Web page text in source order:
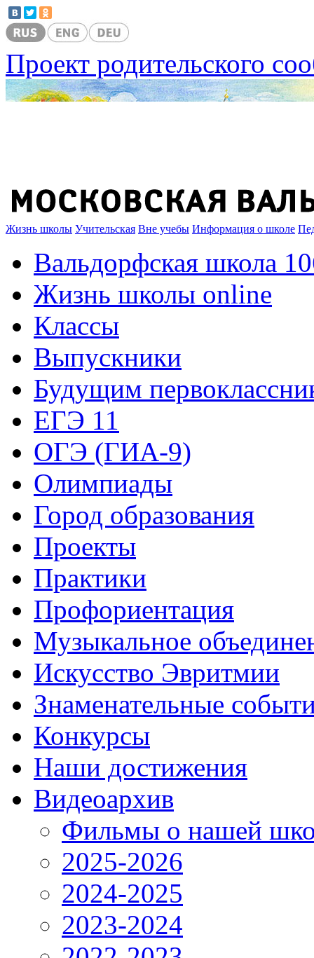
Проект родительского
Жизнь школы Учительская Вне учебы Информация о школе
Вальдорфская школа
Жизнь школы online
Классы
Выпускники
Будущим
ЕГЭ 11
ОГЭ (ГИА-9)
Олимпиады
Город образования
Проекты
Практики
Профориентация
Музыкальное
Искусство Эвритмии
Знаменательные
Конкурсы
Наши достижения
Видеоархив
Фильмы о нашей
2025-2026
2024-2025
2023-2024